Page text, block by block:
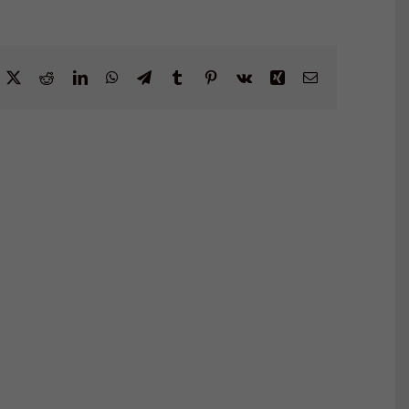
RedditLinkedInWhatsApp
TelegramTumblrPinterest
Vk Xing Email